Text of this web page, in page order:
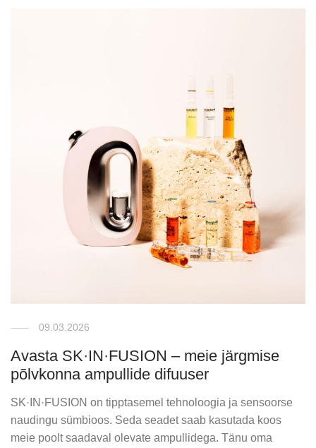
09.03.2026
Avasta SK·IN·FUSION – meie järgmise
põlvkonna ampullide difuuser
SK·IN·FUSION on tipptasemel tehnoloogia ja sensoorse
naudingu sümbioos. Seda seadet saab kasutada koos
meie poolt saadaval olevate ampullidega. Tänu oma